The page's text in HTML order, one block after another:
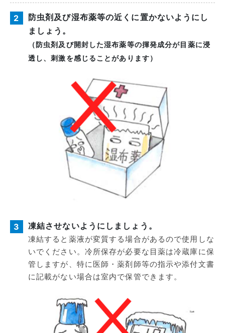
2
防虫剤及び湿布薬等の近くに置かないようにし
ましょう。
（防虫剤及び開封した湿布薬等の揮発成分が目薬に浸
透し、刺激を感じることがあります）
3 凍結させないようにしましょう。
凍結すると薬液が変質する場合があるので使用しな
いでください。冷所保存が必要な目薬は冷蔵庫に保
管しますが、特に医師・薬剤師等の指示や添付文書
に記載がない場合は室内で保管できます。